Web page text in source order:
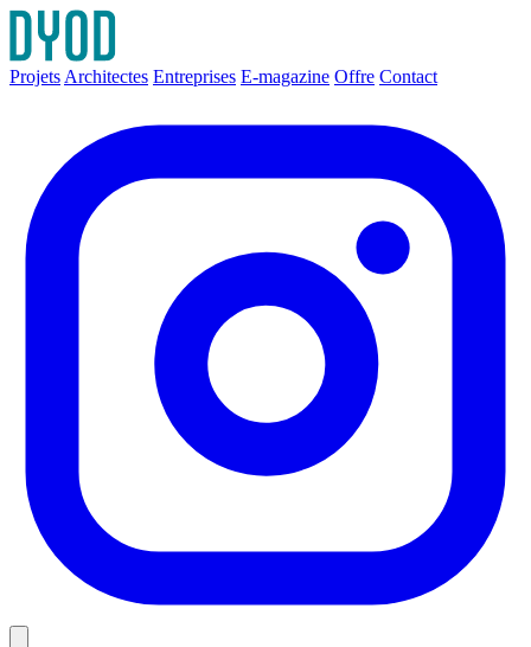
Projets Architectes Entreprises E-magazine Offre Contact